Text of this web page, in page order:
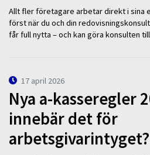
Allt fler företagare arbetar direkt i sina
först när du och din
får full nytta – och kan göra konsulten
17 april 2026
Nya a-kasseregler
innebär det för
arbetsgivarintyget?